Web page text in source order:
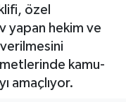
özel
yapan hekim ve
kamu-
amaçlıyor.